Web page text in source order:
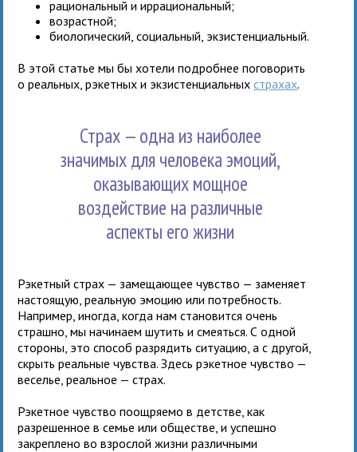
рациональный и иррациональный;
возрастной;
биологический, социальный, экзистенциальный.
В этой статье мы бы хотели подробнее поговорить
о реальных, рэкетных и экзистенциальныхстрахах.
Страх — одна из наиболее
значимых для человека эмоций,
оказывающих мощное
воздействие на различные
аспекты его жизни
Рэкетный страх — замещающее чувство — заменяет
настоящую, реальную эмоцию или потребность.
Например, иногда, когда нам становится очень
страшно, мы начинаем шутить и смеяться. С одной
стороны, это способ разрядить ситуацию, а с другой,
скрыть реальные чувства. Здесь рэкетное чувство —
веселье, реальное — страх.
Рэкетное чувство поощряемо в детстве, как
разрешенное в семье или обществе, и успешно
закреплено во взрослой жизни различными